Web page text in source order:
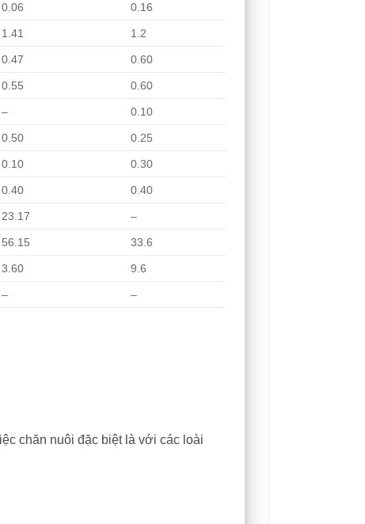
0.06 0.16
1.41 1.2
0.47 0.60
0.55 0.60
– 0.10
0.50 0.25
0.10 0.30
0.40 0.40
23.17 –
56.15 33.6
3.60 9.6
– –
chăn nuôi đặc biệt là với các loài